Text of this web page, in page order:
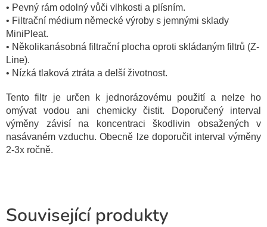
Související produkty
• Pevný rám odolný vůči vlhkosti a plísním.
• Filtrační médium německé výroby s jemnými sklady
MiniPleat.
• Několikanásobná filtrační plocha oproti skládaným filtrů (Z-
Line).
• Nízká tlaková ztráta a delší životnost.
Tento filtr je určen k jednorázovému použití a nelze ho
omývat vodou ani chemicky čistit. Doporučený interval
výměny závisí na koncentraci škodlivin obsažených v
nasávaném vzduchu. Obecně lze doporučit interval výměny
2-3x ročně.